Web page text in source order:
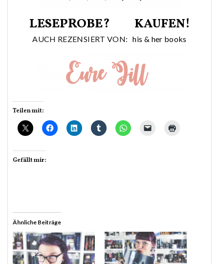
LESEPROBE? KAUFEN!
AUCH REZENSIERT VON:his & her books
Teilen mit:
Gefällt mir:
Ähnliche Beiträge